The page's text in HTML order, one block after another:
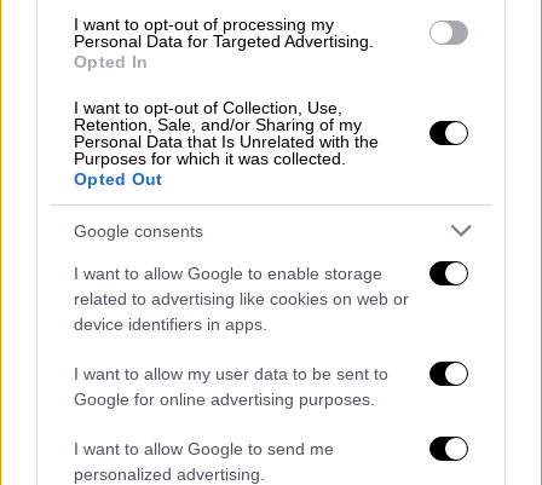
I want to opt-out of processing my
Personal Data for Targeted Advertising.
Opted In
I want to opt-out of Collection, Use,
Retention, Sale, and/or Sharing of my
Personal Data that Is Unrelated with the
Purposes for which it was collected.
Opted Out
Google consents
I want to allow Google to enable storage
related to advertising like cookies on web or
device identifiers in apps.
I want to allow my user data to be sent to
Google for online advertising purposes.
I want to allow Google to send me
personalized advertising.
Για αμφισβήτηση του βουλευτή και των
καθηκόντων του μίλησε ο
Μάκης Βορίδης
επίθεση έρχεται από μια δικαστικό την κυρία
Κοβέσι, η οποία καταχωρήθηκε ως πολιτικός
από τις τοποθετήσεις που έχει κάνει η ίδια».
αναφέρονται στη δικογραφία μίλησε για
αβάσιμες και αστήρικτες υποθέσεις και
πρόσθεσε «γεννάται ένα ζήτημα
οριοθέτησης. Θα δεχόμαστε πολίτες στο
γραφείο μας; Έρχονται γιατί έχουν
προβλήματα. Επιτρέπεται να μιλάμε με τη
δημόσια διοίκηση; Χρειάζεται οριοθέτηση.
Και ένα ισχυρό μήνυμα απέναντι στην